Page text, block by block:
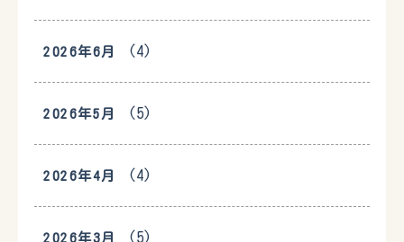
2026年6月 (4)
2026年5月 (5)
2026年4月 (4)
2026年3月 (5)